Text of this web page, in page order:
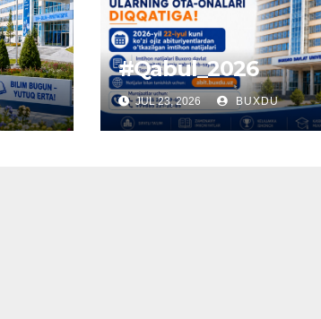
#Qabul_2026
JUL 23, 2026 BUXDU